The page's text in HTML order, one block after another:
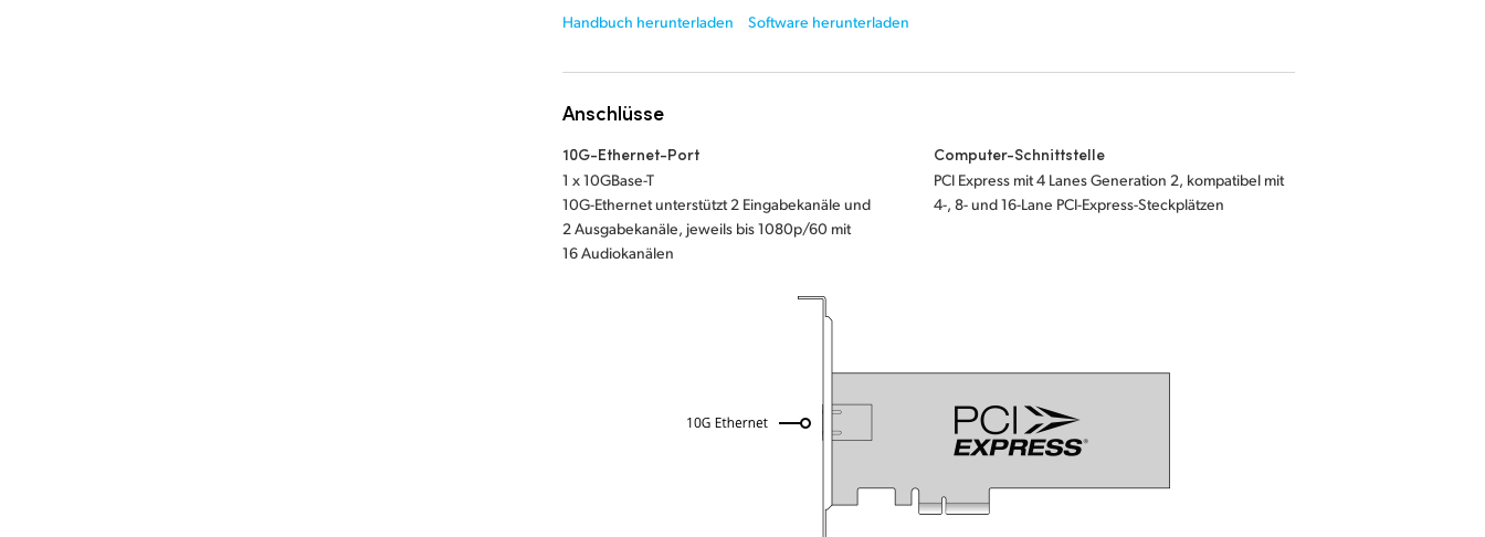
Handbuch herunterladen
Software herunterladen
Anschlüsse
10G-Ethernet-Port
1 x 10GBase-T
10G-Ethernet unterstützt 2 Eingabekanäle und
2 Ausgabekanäle, jeweils bis 1080p/60 mit
16 Audiokanälen
Computer-Schnittstelle
PCI Express mit 4 Lanes Generation 2, kompatibel mit
4-, 8- und 16-Lane PCI-Express-Steckplätzen